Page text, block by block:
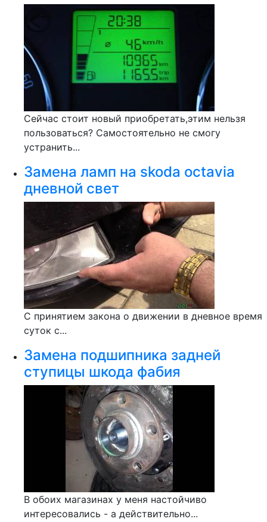
Сейчас стоит новый приобретать,этим нельзя
пользоваться? Самостоятельно не смогу
устранить...
Замена ламп на skoda octavia
дневной свет
С принятием закона о движении в дневное время
суток с...
Замена подшипника задней
ступицы шкода фабия
В обоих магазинах у меня настойчиво
интересовались - а действительно...